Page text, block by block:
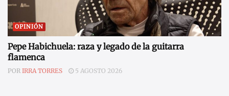
OPINIÓN
Pepe Habichuela: raza y legado de la guitarra
flamenca
POR IRRA TORRES 5 AGOSTO 2026